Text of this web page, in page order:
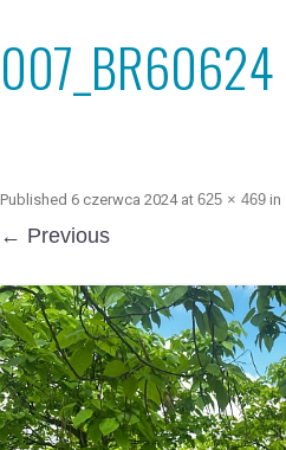
007_BR60624
Published 6 czerwca 2024at 625 × 469 in
← Previous